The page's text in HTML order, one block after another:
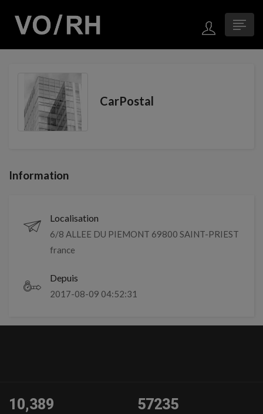
CarPostal
Information
Localisation
6/8 ALLEE DU PIEMONT 69800 SAINT-PRIEST
france
Depuis
2017-08-09 04:52:31
10,389 57235